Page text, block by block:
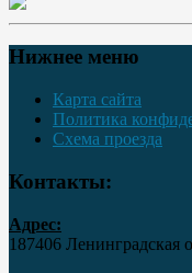
Нижнее меню
Карта сайта
Политика
Схема проезда
Контакты:
Адрес:
187406 Ленинградская